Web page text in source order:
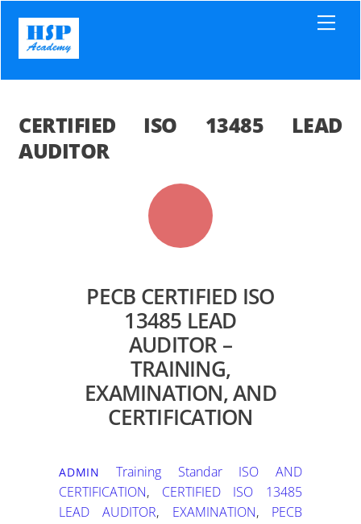
content
CERTIFIED ISO 13485 LEAD
AUDITOR
PECB CERTIFIED ISO
13485 LEAD
AUDITOR –
TRAINING,
EXAMINATION, AND
CERTIFICATION
ADMIN Training Standar ISO
AND
CERTIFICATION, CERTIFIED ISO 13485
LEAD AUDITOR, EXAMINATION, PECB